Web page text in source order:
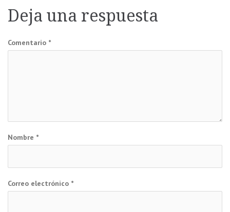
entradas
Deja una respuesta
Comentario *
Nombre *
Correo electrónico *